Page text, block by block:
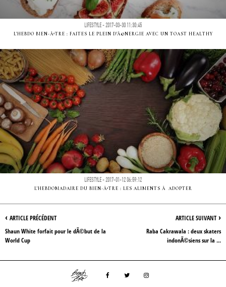
LIFESTYLE - 2017-03-30 11:30:45
L'HEBDO BIEN-ÃªTRE : FAITES LE PLEIN D'Ã©NERGIE AVEC UN TOAST HEALTHY
LIFESTYLE - 2017-01-12 06:59:12
L'HEBDOMADAIRE DU BIEN-ÃªTRE : LES ALIMENTS Ã ADOPTER
ARTICLE SUIVANT ›
Raba Cakrawala : deux skaters
indonÃ©siens sur la ...
‹ ARTICLE PRÉCÉDENT
Shaun White forfait pour le dÃ©but de la
World Cup